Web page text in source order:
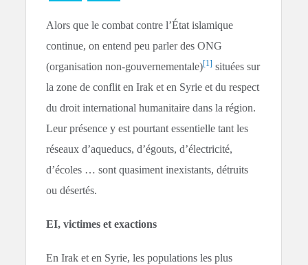
Alors que le combat contre l’État islamique
continue, on entend peu parler des ONG
(organisation non-gouvernementale)[1] situées sur
la zone de conflit en Irak et en Syrie et du respect
du droit international humanitaire dans la région.
Leur présence y est pourtant essentielle tant les
réseaux d’aqueducs, d’égouts, d’électricité,
d’écoles … sont quasiment inexistants, détruits
ou désertés.
EI, victimes et exactions
En Irak et en Syrie, les populations les plus